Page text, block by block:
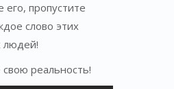
его, пропустите
слово этих
людей!
реальность!